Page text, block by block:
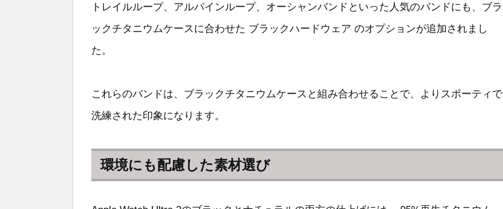
トレイルループ、アルパインループ、オーシャンバンドといった人気のバンドにも、ブラ
ックチタニウムケースに合わせた ブラックハードウェア のオプションが追加されまし
た。
これらのバンドは、ブラックチタニウムケースと組み合わせることで、よりスポーティで
洗練された印象になります。
環境にも配慮した素材選び